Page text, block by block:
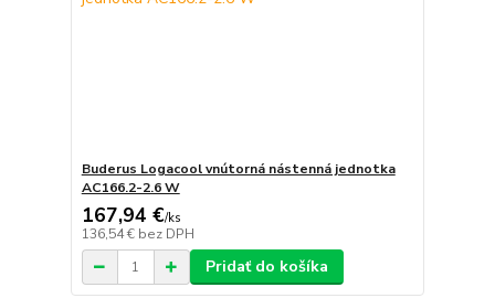
Buderus Logacool vnútorná nástenná jednotka
AC166.2-2.6 W
167,94 €/ks
136,54 € bez DPH
Pridať do košíka